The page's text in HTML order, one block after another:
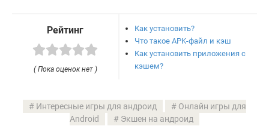
Рейтинг
( Пока оценок нет )
Как установить?
Что такое APK-файл и кэш
Как установить приложения с
кэшем?
Интересные игры для андроид
Онлайн игры для
Android
Экшен на андроид